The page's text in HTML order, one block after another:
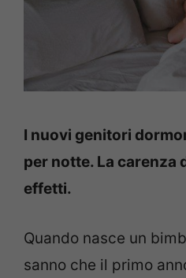
I nuovi genitori
per notte. La carenza
effetti.
Quando nasce un
sanno che il primo